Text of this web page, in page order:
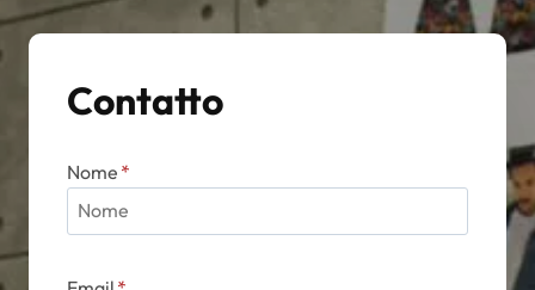
Contatto
Nome *